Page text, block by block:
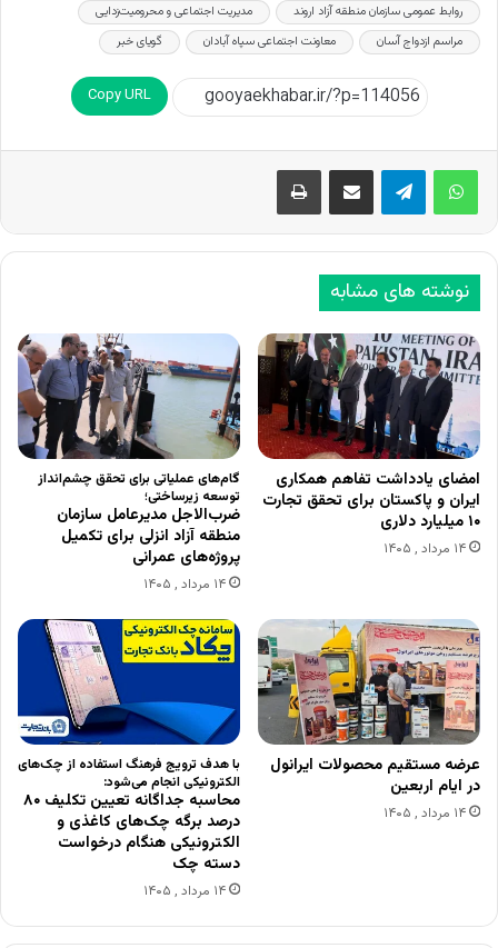
روابط عمومی سازمان منطقه آزاد اروند
مدیریت اجتماعی و محرومیت‌زدایی
مراسم ازدواج آسان
معاونت اجتماعی سپاه آبادان گویای خبر
Copy URL
اشتراک گذاری از طریق ایمیل چاپ
نوشته های مشابه
امضای یادداشت تفاهم همکاری
ایران و پاکستان برای تحقق تجارت
۱۰ میلیارد دلاری
۱۴ مرداد , ۱۴۰۵
گام‌های عملیاتی برای تحقق چشم‌انداز
توسعه زیرساختی؛
ضرب‌الاجل مدیرعامل سازمان
منطقه آزاد انزلی برای تکمیل
پروژه‌های عمرانی
۱۴ مرداد , ۱۴۰۵
عرضه مستقیم محصولات ایرانول
در ایام اربعین
۱۴ مرداد , ۱۴۰۵
با هدف ترویج فرهنگ استفاده از چک‌های
الکترونیکی انجام می‌شود:
محاسبه جداگانه تعیین تکلیف ۸۰
درصد برگه چک‌های کاغذی و
الکترونیکی هنگام درخواست
دسته چک
۱۴ مرداد , ۱۴۰۵